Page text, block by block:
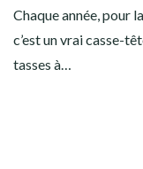
Chaque année, pour
c’est un vrai casse-
tasses à…